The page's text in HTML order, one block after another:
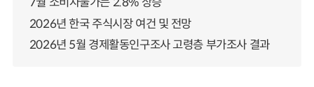
2026년 한국 주식시장 여건 및 전망
2026년 5월 경제활동인구조사 고령층 부가조사 결과